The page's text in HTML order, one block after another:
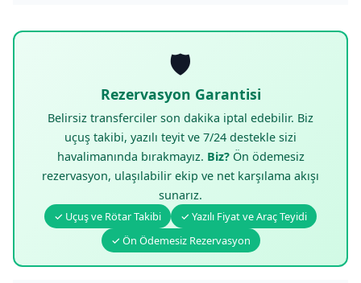
🛡️
Rezervasyon Garantisi
Belirsiz transferciler son dakika iptal edebilir. Biz
uçuş takibi, yazılı teyit ve 7/24 destekle sizi
havalimanında bırakmayız. Biz?Ön ödemesiz
rezervasyon, ulaşılabilir ekip ve net karşılama akışı
sunarız.
✓ Uçuş ve Rötar Takibi
✓ Yazılı Fiyat ve Araç Teyidi
✓ Ön Ödemesiz Rezervasyon